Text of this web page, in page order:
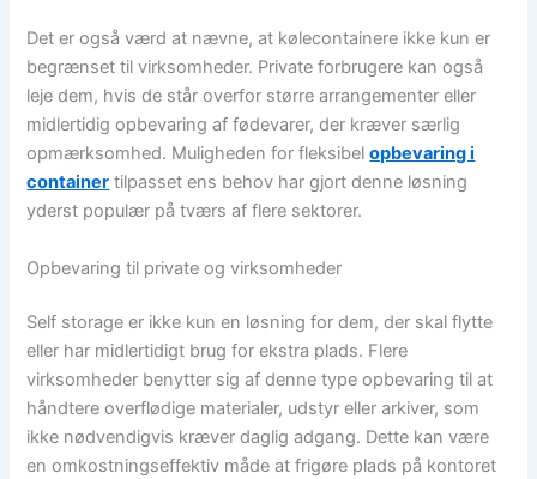
Det er også værd at nævne, at kølecontainere ikke kun er
begrænset til virksomheder. Private forbrugere kan også
leje dem, hvis de står overfor større arrangementer eller
midlertidig opbevaring af fødevarer, der kræver særlig
opmærksomhed. Muligheden for fleksibelopbevaring i
container tilpasset ens behov har gjort denne løsning
yderst populær på tværs af flere sektorer.
Opbevaring til private og virksomheder
Self storage er ikke kun en løsning for dem, der skal flytte
eller har midlertidigt brug for ekstra plads. Flere
virksomheder benytter sig af denne type opbevaring til at
håndtere overflødige materialer, udstyr eller arkiver, som
ikke nødvendigvis kræver daglig adgang. Dette kan være
en omkostningseffektiv måde at frigøre plads på kontoret